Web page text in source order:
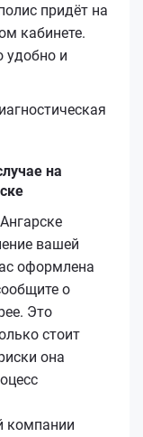
придёт на
кабинете.
удобно и
на
вашей
оформлена
о
Это
стоит
она
компании